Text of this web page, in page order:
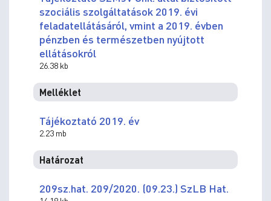
szociális szolgáltatások 2019. évi
feladatellátásáról, vmint a 2019. évben
pénzben és természetben nyújtott
ellátásokról
26.38 kb
Melléklet
Tájékoztató 2019. év
2.23 mb
Határozat
209sz.hat. 209/2020. (09.23.) SzLB Hat.